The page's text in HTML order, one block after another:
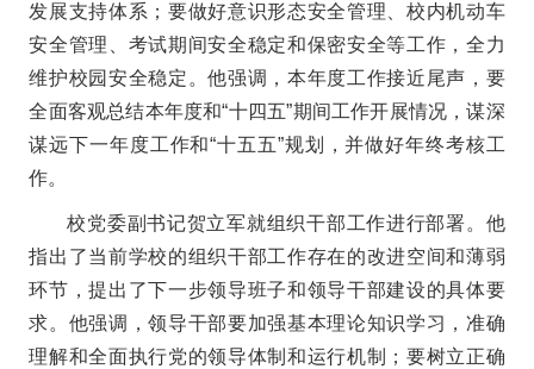
发展支持体系；要做好意识形态安全管理、校内机动车
安全管理、考试期间安全稳定和保密安全等工作，全力
维护校园安全稳定。他强调，本年度工作接近尾声，要
全面客观总结本年度和“十四五”期间工作开展情况，谋深
谋远下一年度工作和“十五五”规划，并做好年终考核工
作。
校党委副书记贺立军就组织干部工作进行部署。他
指出了当前学校的组织干部工作存在的改进空间和薄弱
环节，提出了下一步领导班子和领导干部建设的具体要
求。他强调，领导干部要加强基本理论知识学习，准确
理解和全面执行党的领导体制和运行机制；要树立正确